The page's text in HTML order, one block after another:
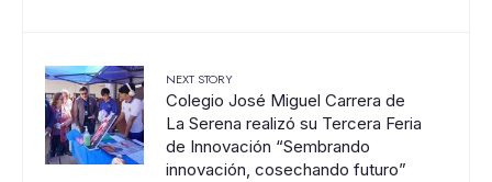
NEXT STORY
Colegio José Miguel Carrera de
La Serena realizó su Tercera Feria
de Innovación “Sembrando
innovación, cosechando futuro”